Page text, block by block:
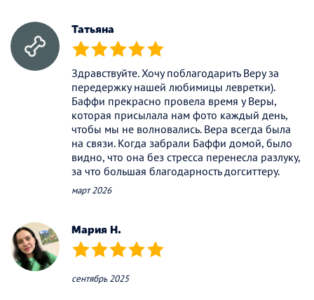
Татьяна
(*) (*) (*) (*) (*)
Здравствуйте. Хочу поблагодарить Веру за
передержку нашей любимицы левретки).
Баффи прекрасно провела время у Веры,
которая присылала нам фото каждый день,
чтобы мы не волновались. Вера всегда была
на связи. Когда забрали Баффи домой, было
видно, что она без стресса перенесла разлуку,
за что большая благодарность догситтеру.
март 2026
Мария Н.
(*) (*) (*) (*) (*)
сентябрь 2025